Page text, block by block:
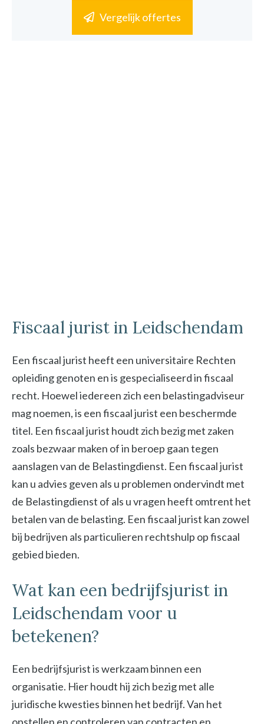
Vergelijk offertes
Fiscaal jurist in Leidschendam
Een fiscaal jurist heeft een universitaire Rechten
opleiding genoten en is gespecialiseerd in fiscaal
recht. Hoewel iedereen zich een belastingadviseur
mag noemen, is een fiscaal jurist een beschermde
titel. Een fiscaal jurist houdt zich bezig met zaken
zoals bezwaar maken of in beroep gaan tegen
aanslagen van de Belastingdienst. Een fiscaal jurist
kan u advies geven als u problemen ondervindt met
de Belastingdienst of als u vragen heeft omtrent het
betalen van de belasting. Een fiscaal jurist kan zowel
bij bedrijven als particulieren rechtshulp op fiscaal
gebied bieden.
Wat kan een bedrijfsjurist in
Leidschendam voor u
betekenen?
Een bedrijfsjurist is werkzaam binnen een
organisatie. Hier houdt hij zich bezig met alle
juridische kwesties binnen het bedrijf. Van het